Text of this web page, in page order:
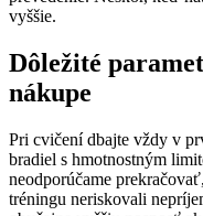
vyššie.
Dôležité
nákupe
Pri cvičení dbajte vždy v
bradiel s hmotnostným
neodporúčame
tréningu neriskovali